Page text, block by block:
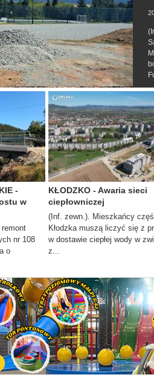
-
w
nr 108
o
KŁODZKO - Awaria sieci
ciepłowniczej
(Inf. zewn.). Mieszkańcy
Kłodzka muszą liczyć się z
w dostawie ciepłej wody w
z...